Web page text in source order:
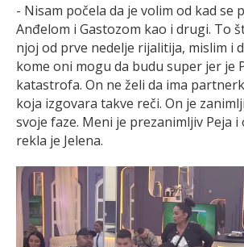
- Nisam počela da je volim od kad se
Anđelom i Gastozom kao i drugi. To
njoj od prve nedelje rijalitija, mislim i
kome oni mogu da budu super jer je
katastrofa. On ne želi da ima
koja izgovara takve reči. On je
svoje faze. Meni je prezanimljiv Peja
rekla je Jelena.